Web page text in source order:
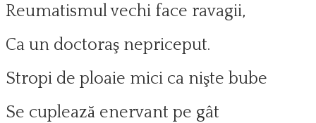
Reumatismul vechi face ravagii,
Ca un doctoraş nepriceput.
Stropi de ploaie mici ca nişte bube
Se cuplează enervant pe gât